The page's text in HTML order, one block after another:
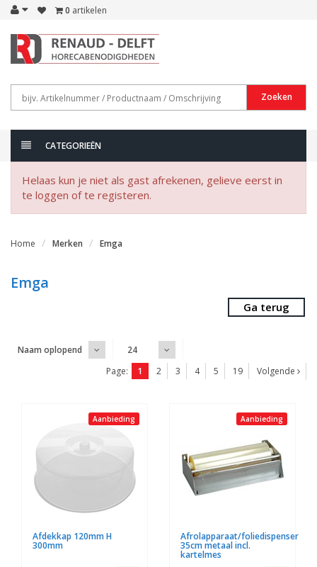
0 artikelen
Zoeken
CATEGORIEËN
Helaas kun je niet als gast afrekenen, gelieve eerst in
te loggen of te registeren.
Home Merken Emga
Emga
Ga terug
Naam oplopend
24
Page:
1 2 3 4 5 19 Volgende
Aanbieding
Afdekkap 120mm H
300mm
Aanbieding
Afrolapparaat/foliedispenser
35cm metaal incl.
kartelmes